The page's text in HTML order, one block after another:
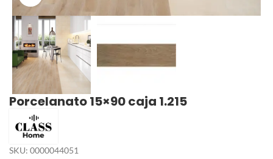
Porcelanato 15×90 caja 1.215
SKU: 0000044051